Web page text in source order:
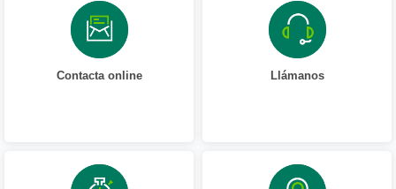
Contacta online Llámanos